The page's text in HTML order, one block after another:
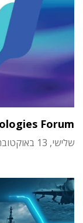
Forum
שלישי, 13 באוקטובר 2026